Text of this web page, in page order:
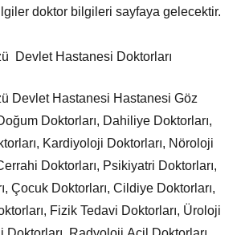
doktor bilgileri sayfaya gelecektir.
Devlet Hastanesi Doktorları
Devlet Hastanesi Hastanesi Göz
Doktorları, Dahiliye Doktorları,
Kardiyoloji Doktorları, Nöroloji
Doktorları, Psikiyatri Doktorları,
Çocuk Doktorları, Cildiye Doktorları,
Fizik Tedavi Doktorları, Üroloji